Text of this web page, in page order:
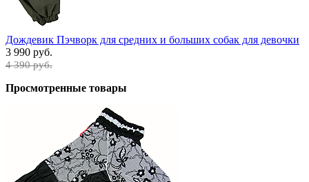
Дождевик Пэчворк для средних и больших собак для девочки
3 990 руб.
4 390 руб.
Просмотренные товары